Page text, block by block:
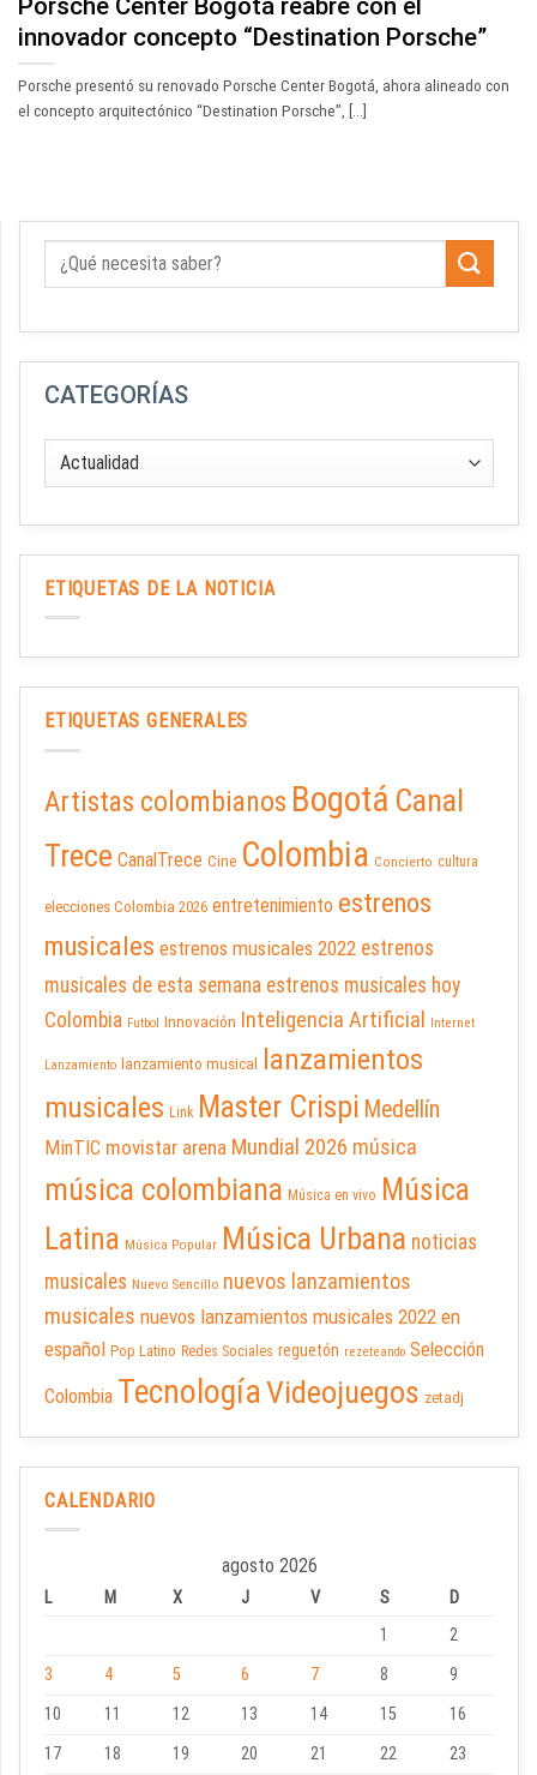
innovador concepto “Destination Porsche”
Porsche presentó su renovado Porsche Center Bogotá, ahora alineado con
el concepto arquitectónico “Destination Porsche”, [...]
CATEGORÍAS
ETIQUETAS DE LA NOTICIA
ETIQUETAS GENERALES
Artistas colombianos Bogotá Canal
Trece CanalTrece Cine Colombia Concierto cultura
elecciones Colombia 2026 entretenimiento estrenos
musicales estrenos musicales 2022 estrenos
musicales de esta semana estrenos musicales hoy
Colombia Futbol Innovación Inteligencia Artificial Internet
Lanzamiento lanzamiento musical
lanzamientos
musicales Link Master Crispi Medellín
MinTIC movistar arena Mundial 2026 música
música colombiana Música en vivo Música
Latina Música Popular Música Urbana noticias
musicales Nuevo Sencillo nuevos lanzamientos
musicales nuevos lanzamientos musicales 2022 en
español Pop Latino Redes Sociales reguetón rezeteando Selección
Colombia TecnologíaVideojuegos zetadj
CALENDARIO
agosto 2026
L M X J V S
D
1
2
3
4 5 6 7 8
9
10
11 12 13 14 15
16
17
18 19 20 21 22
23